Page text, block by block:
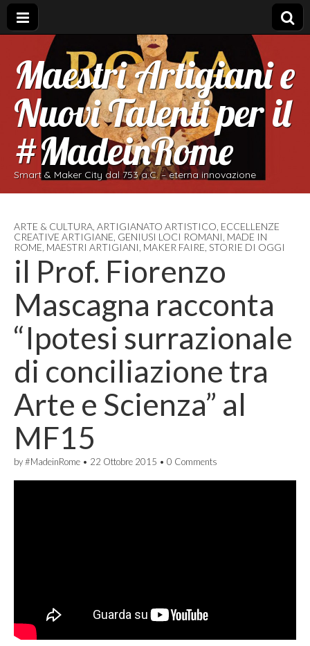
Maestri Artigiani e
Nuovi Talenti per il
#MadeinRome
Smart & Maker City dal 753 a.C. – eterna innovazione
ARTE & CULTURA ARTIGIANATO ARTISTICO ECCELLENZE
CREATIVE ARTIGIANE GENIUSI LOCI ROMANI MADE IN
ROME MAESTRI ARTIGIANI MAKER FAIRE STORIE DI OGGI
il Prof. Fiorenzo
Mascagna racconta
“Ipotesi surrazionale
di conciliazione tra
Arte e Scienza” al
MF15
by#MadeinRome • 22 Ottobre 2015 • 0 Comments